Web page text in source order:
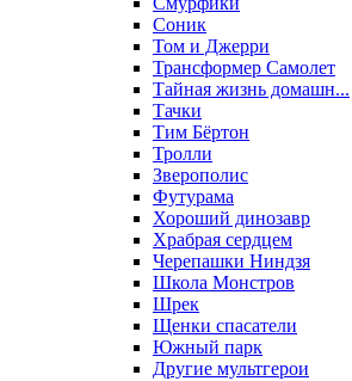
Соник
Том и Джерри
Трансформер Самолет
Тайная жизнь домашн...
Тачки
Тим Бёртон
Тролли
Зверополис
Футурама
Хороший динозавр
Храбрая сердцем
Черепашки Ниндзя
Школа Монстров
Шрек
Щенки спасатели
Южный парк
Другие мультгерои